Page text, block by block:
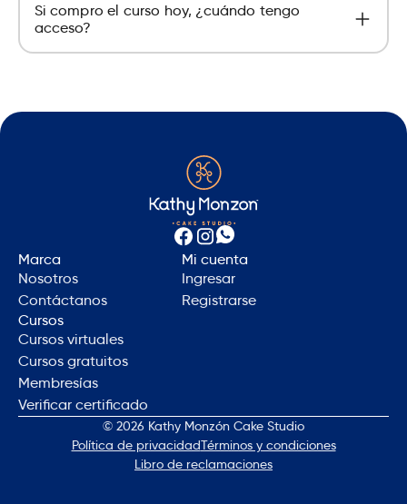
certificando enviando fotos de una de las
Si compro el curso hoy, ¿cuándo tengo
acceso?
visualización del curso.
Marca
Nosotros
Contáctanos
Mi cuenta
Ingresar
Registrarse
Cursos
Cursos virtuales
Cursos gratuitos
Membresías
Verificar certificado
© 2026 Kathy Monzón Cake Studio
Política de privacidadTérminos y condiciones
Libro de reclamaciones